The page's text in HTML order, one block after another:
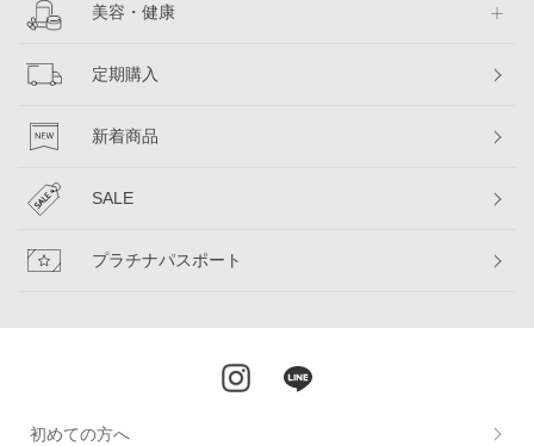
美容・健康
定期購入
新着商品
SALE
プラチナパスポート
初めての方へ